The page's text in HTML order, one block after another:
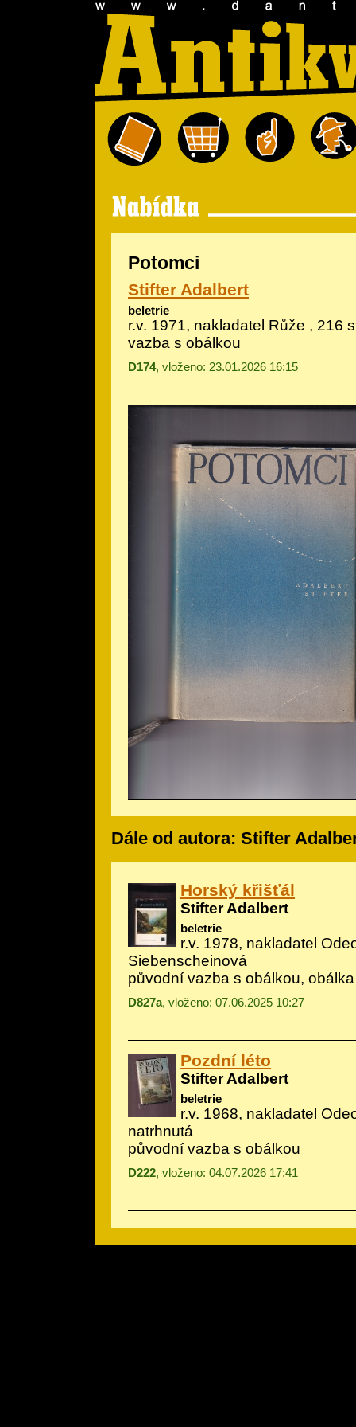
Potomci
Stifter Adalbert
beletrie
r.v. 1971, nakladatel Růže , 216
vazba s obálkou
D174, vloženo: 23.01.2026 16:15
Dále od autora: Stifter
Horský křišťál
Stifter Adalbert
beletrie
r.v. 1978, nakladatel
Siebenscheinová
původní vazba s obálkou,
D827a, vloženo: 07.06.2025 10:27
Pozdní léto
Stifter Adalbert
beletrie
r.v. 1968, nakladatel
natrhnutá
původní vazba s obálkou
D222, vloženo: 04.07.2026 17:41